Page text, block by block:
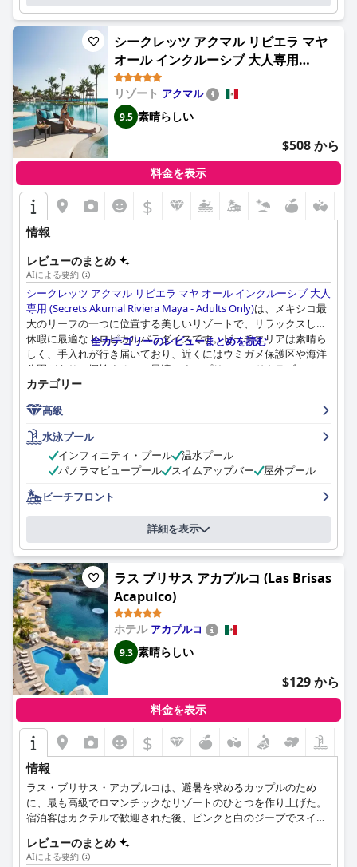
シークレッツ アクマル リビエラ マヤ
オール インクルーシブ 大人専用
(Secrets Akumal Riviera Maya -
Adults Only)
リゾート アクマル
9.5 素晴らしい
$508 から
料金を表示
$
情報
レビューのまとめ
AIによる要約
シークレッツ アクマル リビエラ マヤ オール インクルーシブ 大人
専用 (Secrets Akumal Riviera Maya - Adults Only)は、メキシコ最
大のリーフの一つに位置する美しいリゾートで、リラックスした
休暇に最適なトロピカルパラダイスです。ビーチエリアは素晴ら
しく、手入れが行き届いており、近くにはウミガメ保護区や海洋
公園があり、探検するのに最適です。プリファードクラブのオー
シャンビューの部屋からは、息をのむような海の景色を眺めるこ
とができ、典型的なビーチでの休暇を過ごすことができます。朝
食は新鮮でおいしいオプションがあり、本当に素晴らしいです。
食事の経験については賛否両論ありますが、ほとんどのゲストは
様々なレストランで素晴らしい食事を楽しんでいます。客室は
広々としていて素敵で、快適なベッドが備わっており、贅沢な滞
在ができます。リゾート全体で清潔さは抜群で、一流のおもてな
しと衛生対策が実施されています。スタッフは信じられないほど
フレンドリーで、礼儀正しく、親切で、プロフェッショナルであ
り、ゲストが特別な滞在をできるよう、常に努力しています。ス
パは豪華でリラックスできる体験で、素晴らしいマッサージと静
かな雰囲気があります。プールとビーチは美しく、手入れが行き
届いており、レストランやバーのオプションも豊富です。リゾー
トは主にカップル向けで、ロマンチックな旅行や大人の友人との
楽しい滞在に最適です。全体として、
ビエラ マヤ オール インクルーシブ 大人専用 (Secrets Akumal
Riviera Maya - Adults Only)は、まさに高級という名にふさわしい
コンセプトクラブであり、パラダイスでの忘れられない休暇を提
供します。
全カテゴリーのレビューまとめを読む
カテゴリー
高級
水泳プール
インフィニティ・プール
温水プール
パノラマビュープール
スイムアップバー
屋外プール
ビーチフロント
詳細を表示
ラス ブリサス アカプルコ (Las Brisas
Acapulco)
ホテル アカプルコ
9.3 素晴らしい
$129 から
料金を表示
$
情報
ラス・ブリサス・アカプルコは、避暑を求めるカップルのため
に、最も高級でロマンチックなリゾートのひとつを作り上げた。
宿泊客はカクテルで歓迎された後、ピンクと白のジープでスイー
を楽しむことができる。
レビューのまとめ
AIによる要約